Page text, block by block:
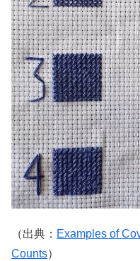
（出典： Examples of
Counts）